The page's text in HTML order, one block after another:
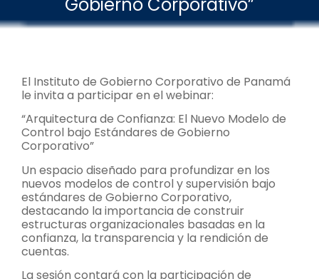
El Instituto de Gobierno Corporativo de Panamá
le invita a participar en el webinar:
“Arquitectura de Confianza: El Nuevo Modelo de
Control bajo Estándares de Gobierno
Corporativo”
Un espacio diseñado para profundizar en los
nuevos modelos de control y supervisión bajo
estándares de Gobierno Corporativo,
destacando la importancia de construir
estructuras organizacionales basadas en la
confianza, la transparencia y la rendición de
cuentas.
La sesión contará con la participación de